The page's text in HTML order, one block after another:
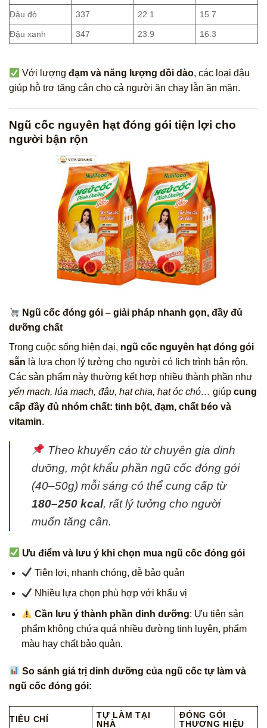
Đậu đỏ 337 22.1 15.7
Đậu xanh 347 23.9 16.3
Với lượngđạm và năng lượng dồi dào, các loại đậu
giúp hỗ trợ tăng cân cho cả người ăn chay lẫn ăn mặn.
Ngũ cốc nguyên hạt đóng gói tiện lợi cho
người bận rộn
Ngũ cốc đóng gói – giải pháp nhanh gọn, đầy đủ
dưỡng chất
Trong cuộc sống hiện đại, ngũ cốc nguyên hạt đóng gói
sẵn là lựa chọn lý tưởng cho người có lịch trình bận rộn.
Các sản phẩm này thường kết hợp nhiều thành phần như
yến mạch, lúa mạch, đậu, hạt chia, hạt óc chó… giúp cung
cấp đầy đủ nhóm chất: tinh bột, đạm, chất béo và
vitamin.
Theo khuyến cáo từ chuyên gia dinh
dưỡng, một khẩu phần ngũ cốc đóng gói
(40–50g) mỗi sáng có thể cung cấp từ
180–250 kcal, rất lý tưởng cho người
muốn tăng cân.
Ưu điểm và lưu ý khi chọn mua ngũ cốc đóng gói
Tiện lợi, nhanh chóng, dễ bảo quản
Nhiều lựa chọn phù hợp với khẩu vị
Cần lưu ý thành phần dinh dưỡng: Ưu tiên sản
phẩm không chứa quá nhiều đường tinh luyện, phẩm
màu hay chất bảo quản.
So sánh giá trị dinh dưỡng của ngũ cốc tự làm và
ngũ cốc đóng gói:
TIÊU CHÍ
TỰ LÀM TẠI
NHÀ
ĐÓNG GÓI
THƯƠNG HIỆU